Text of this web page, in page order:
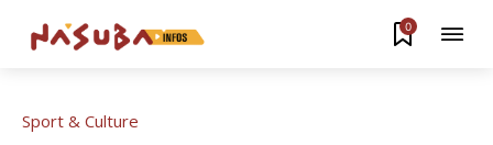
0
Sport & Culture